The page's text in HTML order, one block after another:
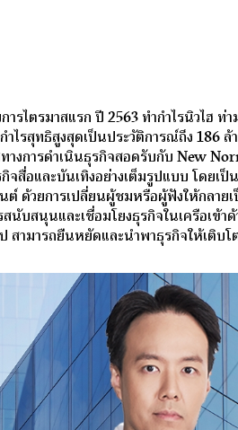
ารไตรมาสแรก ปี 2563 ทำกำไรนิวไฮ
ำไรสุทธิสูงสุดเป็นประวัติการณ์ถึง 186
างการดำเนินธุรกิจสอดรับกับ New
จสื่อและบันเทิงอย่างเต็มรูปแบบ โดย
ต์ ด้วยการเปลี่ยนผู้ชมหรือผู้ฟังให้กลาย
นับสนุนและเชื่อมโยงธุรกิจในเครือเข้า
สามารถยืนหยัดและนำพาธุรกิจให้เติบโ